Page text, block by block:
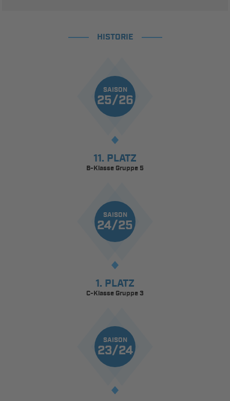
HISTORIE
SAISON
25/26
11. PLATZ
B-Klasse Gruppe 5
SAISON
24/25
1. PLATZ
C-Klasse Gruppe 3
SAISON
23/24